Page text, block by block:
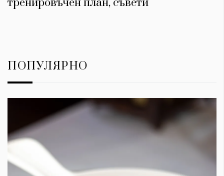
тренировъчен план, съвети
ПОПУЛЯРНО